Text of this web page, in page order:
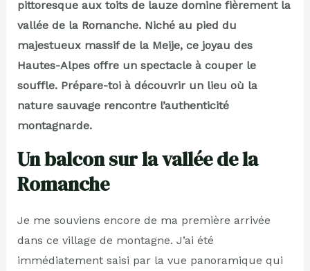
pittoresque aux toits de lauze domine fièrement la
vallée de la Romanche. Niché au pied du
majestueux massif de la Meije, ce joyau des
Hautes-Alpes offre un spectacle à couper le
souffle. Prépare-toi à découvrir un lieu où la
nature sauvage rencontre l’authenticité
montagnarde.
Un balcon sur la vallée de la
Romanche
Je me souviens encore de ma première arrivée
dans ce village de montagne. J’ai été
immédiatement saisi par la vue panoramique qui